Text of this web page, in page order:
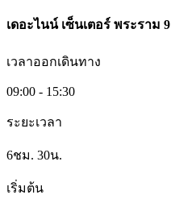
เดอะไนน์ เซ็นเตอร์ พระราม 9​
เวลาออกเดินทาง
09:00 - 15:30
ระยะเวลา
6ชม. 30น.
เริ่มต้น